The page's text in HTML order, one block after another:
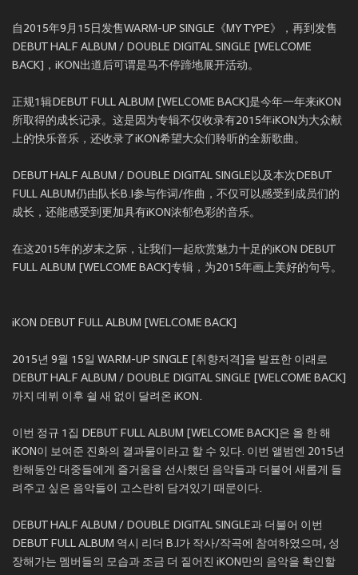
自2015年9月15日发售WARM-UP SINGLE《MY TYPE》，再到发售
DEBUT HALF ALBUM / DOUBLE DIGITAL SINGLE [WELCOME
BACK]，iKON出道后可谓是马不停蹄地展开活动。
正规1辑DEBUT FULL ALBUM [WELCOME BACK]是今年一年来iKON
所取得的成长记录。这是因为专辑不仅收录有2015年iKON为大众献
上的快乐音乐，还收录了iKON希望大众们聆听的全新歌曲。
DEBUT HALF ALBUM / DOUBLE DIGITAL SINGLE以及本次DEBUT
FULL ALBUM仍由队长B.I参与作词/作曲，不仅可以感受到成员们的
成长，还能感受到更加具有iKON浓郁色彩的音乐。
在这2015年的岁末之际，让我们一起欣赏魅力十足的iKON DEBUT
FULL ALBUM [WELCOME BACK]专辑，为2015年画上美好的句号。
iKON DEBUT FULL ALBUM [WELCOME BACK]
2015년 9월 15일 WARM-UP SINGLE [취향저격]을 발표한 이래로
DEBUT HALF ALBUM / DOUBLE DIGITAL SINGLE [WELCOME BACK]
까지 데뷔 이후 쉴 새 없이 달려온 iKON.
이번 정규 1집 DEBUT FULL ALBUM [WELCOME BACK]은 올 한 해
iKON이 보여준 진화의 결과물이라고 할 수 있다. 이번 앨범엔 2015년
한해동안 대중들에게 즐거움을 선사했던 음악들과 더불어 새롭게 들
려주고 싶은 음악들이 고스란히 담겨있기 때문이다.
DEBUT HALF ALBUM / DOUBLE DIGITAL SINGLE과 더불어 이번
DEBUT FULL ALBUM 역시 리더 B.I가 작사/작곡에 참여하였으며, 성
장해가는 멤버들의 모습과 조금 더 짙어진 iKON만의 음악을 확인할